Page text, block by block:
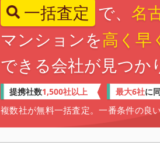
一括査定 で、 名
マンションを高く早
できる会社が見つか
提携社数1,500社以上 最大6社に
複数社が無料一括査定。一番条件の良